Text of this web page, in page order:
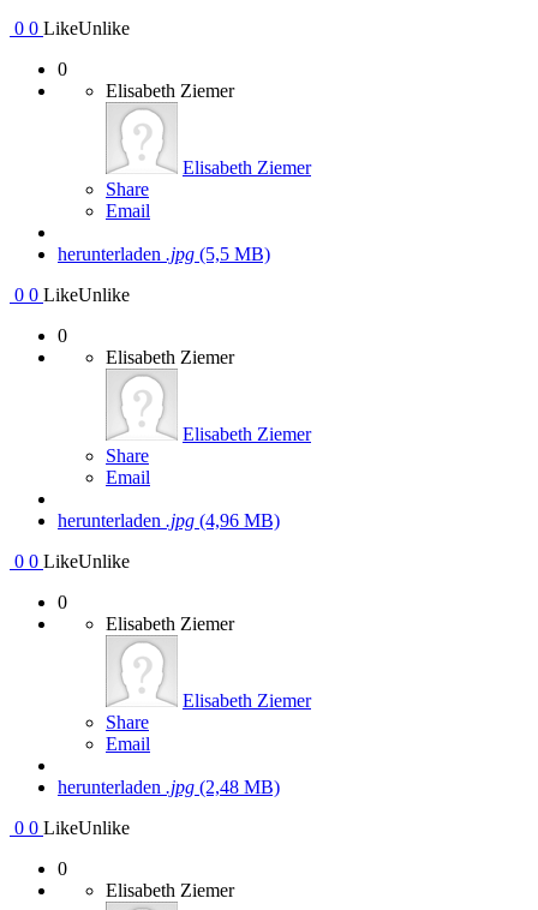
0 0 LikeUnlike
0
Elisabeth Ziemer
Elisabeth Ziemer
Share
Email
herunterladen .jpg (5,5 MB)
0 0 LikeUnlike
0
Elisabeth Ziemer
Elisabeth Ziemer
Share
Email
herunterladen .jpg (4,96 MB)
0 0 LikeUnlike
0
Elisabeth Ziemer
Elisabeth Ziemer
Share
Email
herunterladen .jpg (2,48 MB)
0 0 LikeUnlike
0
Elisabeth Ziemer